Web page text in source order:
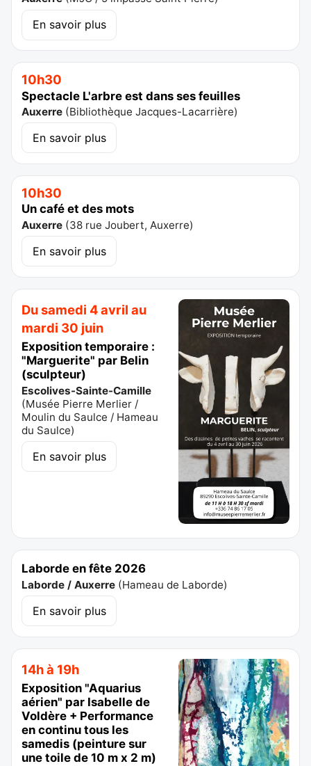
En savoir plus
10h30
Spectacle L'arbre est dans ses feuilles
Auxerre (Bibliothèque Jacques-Lacarrière)
En savoir plus
10h30
Un café et des mots
Auxerre (38 rue Joubert, Auxerre)
En savoir plus
Du samedi 4 avril au
mardi 30 juin
Exposition temporaire :
"Marguerite" par Belin
(sculpteur)
Escolives-Sainte-Camille
(Musée Pierre Merlier /
Moulin du Saulce / Hameau
du Saulce)
En savoir plus
Laborde en fête 2026
Laborde / Auxerre (Hameau de Laborde)
En savoir plus
14h à 19h
Exposition "Aquarius
aérien" par Isabelle de
Voldère + Performance
en continu tous les
samedis (peinture sur
une toile de 10 m x 2 m)